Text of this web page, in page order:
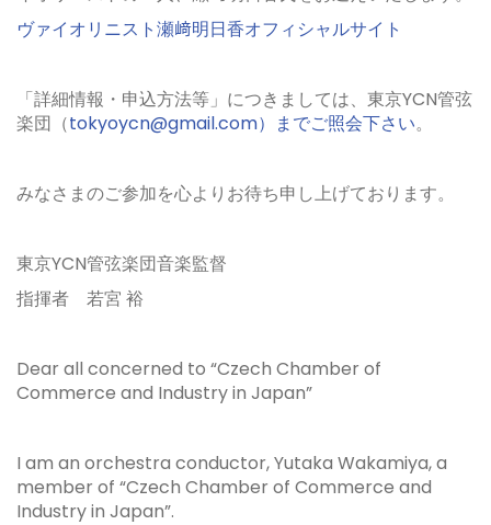
ヴァイオリニスト瀬﨑明日香オフィシャルサイト
「詳細情報・申込方法等」につきましては、東京YCN管弦
楽団（tokyoycn@gmail.com）までご照会下さい。
みなさまのご参加を心よりお待ち申し上げております。
東京YCN管弦楽団音楽監督
指揮者 若宮 裕
Dear all concerned to “Czech Chamber of
Commerce and Industry in Japan”
I am an orchestra conductor, Yutaka Wakamiya, a
member of “Czech Chamber of Commerce and
Industry in Japan”.